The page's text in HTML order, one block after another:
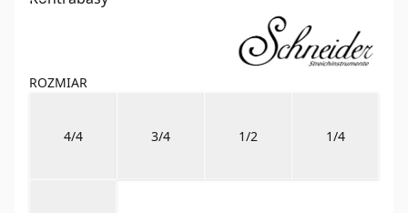
ROZMIAR
4/4 3/4 1/2 1/4